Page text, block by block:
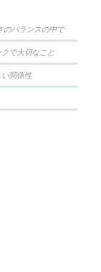
のバランスの中で
で大切なこと
関係性